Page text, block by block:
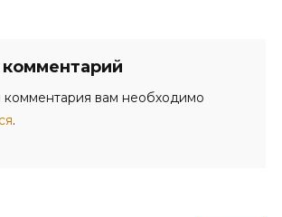
комментария вам необходимо
.